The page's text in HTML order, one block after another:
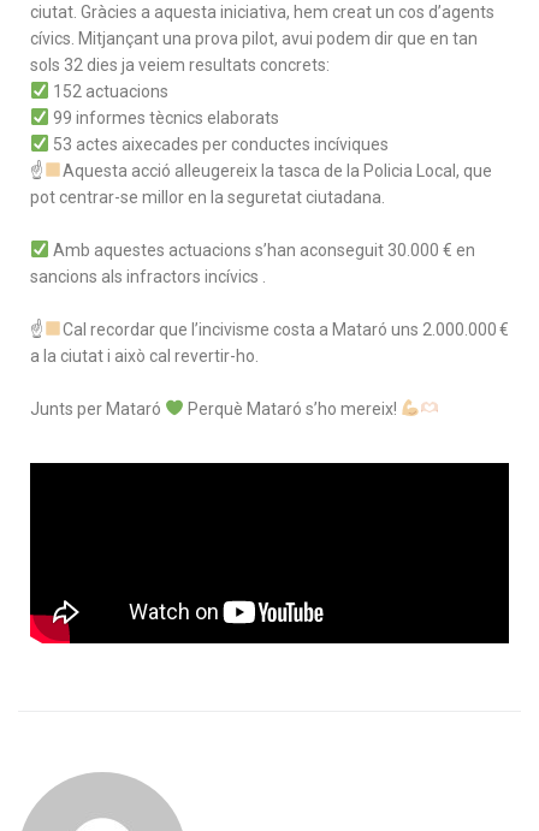
ciutat. Gràcies a aquesta iniciativa, hem creat un cos d’agents
cívics. Mitjançant una prova pilot, avui podem dir que en tan
sols 32 dies ja veiem resultats concrets:
152 actuacions
99 informes tècnics elaborats
53 actes aixecades per conductes incíviques
☝
Aquesta acció alleugereix la tasca de la Policia Local, que
pot centrar-se millor en la seguretat ciutadana.
Amb aquestes actuacions s’han aconseguit 30.000 € en
sancions als infractors incívics .
☝
Cal recordar que l’incivisme costa a Mataró uns 2.000.000 €
a la ciutat i això cal revertir-ho.
Junts per Mataró Perquè Mataró s’ho mereix!